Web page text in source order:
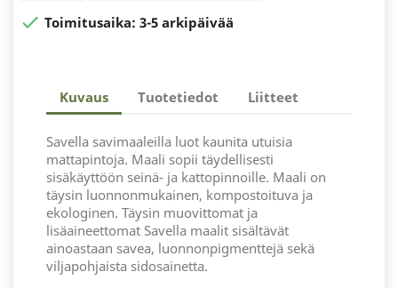
 Toimitusaika: 3-5 arkipäivää
Kuvaus Tuotetiedot Liitteet
Savella savimaaleilla luot kaunita utuisia
mattapintoja. Maali sopii täydellisesti
sisäkäyttöön seinä- ja kattopinnoille. Maali on
täysin luonnonmukainen, kompostoituva ja
ekologinen. Täysin muovittomat ja
lisäaineettomat Savella maalit sisältävät
ainoastaan savea, luonnonpigmenttejä sekä
viljapohjaista sidosainetta.